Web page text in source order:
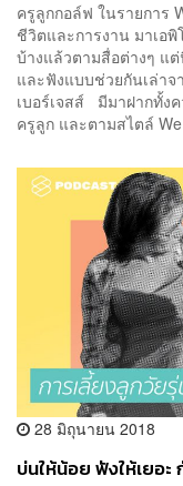
ครูลูกกอล์ฟ ในรายการ
ชีวิตและการงาน มาเอพิ
บ้างแล้วตามสื่อต่างๆ แ
และฟังแบบช่วยกันเล่าจ
เบอร์เจสส์ มีมาฝากทั้ง
ครูลูก และตามสไตล์
28 มิถุนายน 2018
บ่นให้น้อย ฟังให้เยอ